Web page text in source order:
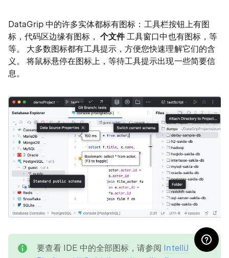
DataGrip 中的许多实体都标有图标：工具栏按钮上有图
标，代码区边缘有图标，个文件工具窗口中也有图标，等
等。 大多数图标都有工具提示，方便您快速理解它们的含
义。 将鼠标悬停在图标上，等待工具提示出现一些简要信
息。
要查看 IDE 中的全部图标，请参阅 IntelliJ